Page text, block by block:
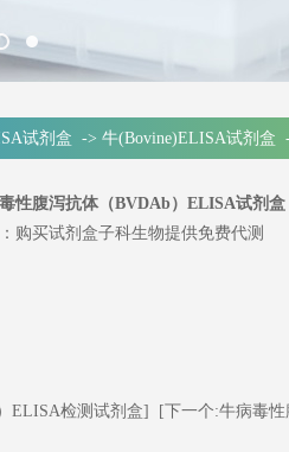
试剂盒 -> 牛(Bovine)ELISA试剂盒
性腹泻抗体（BVDAb）ELISA试剂盒
购买试剂盒子科生物提供免费代测
ELISA检测试剂盒]
[下一个:牛病毒